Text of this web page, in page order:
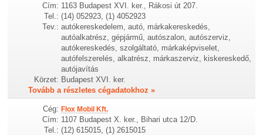
Cím: 1163 Budapest XVI. ker., Rákosi út 207.
Tel.: (14) 052923, (1) 4052923
Tev.: autókereskedelem, autó, márkakereskedés,
autóalkatrész, gépjármű, autószalon, autószerviz,
autókereskedés, szolgáltató, márkaképviselet,
autófelszerelés, alkatrész, márkaszerviz, kiskereskedő,
autójavítás
Körzet: Budapest XVI. ker.
Tovább a részletes cégadatokhoz »
Cég: Flox Mobil Kft.
Cím: 1107 Budapest X. ker., Bihari utca 12/D.
Tel.: (12) 615015, (1) 2615015